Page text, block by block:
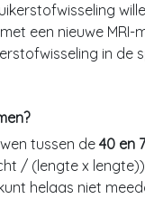
een nieuwe MRI-
in de
tussen de 40 en
/ (lengte x lengte))
helaas niet